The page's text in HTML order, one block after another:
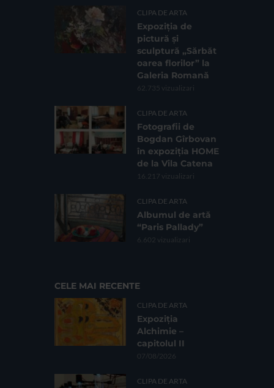
CLIPA DE ARTA
Expoziția de
pictură și
sculptură „Sărbăt
oarea florilor” la
Galeria Romană
62.735 vizualizari
CLIPA DE ARTA
Fotografii de
Bogdan Gîrbovan
în expoziția HOME
de la Vila Catena
16.217 vizualizari
CLIPA DE ARTA
Albumul de artă
“Paris Pallady”
6.602 vizualizari
CELE MAI RECENTE
CLIPA DE ARTA
Expoziția
Alchimie –
capitolul II
07/08/2026
CLIPA DE ARTA